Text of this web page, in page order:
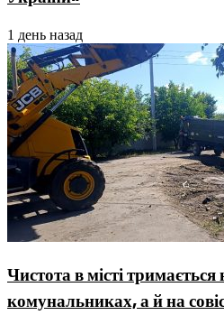
1 день назад
Чистота в місті
комунальниках, а й на